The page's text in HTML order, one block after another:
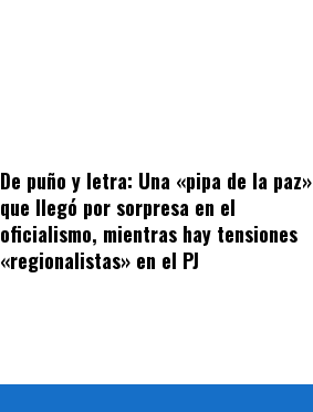
De puño y letra: Una «pipa de la paz»
que llegó por sorpresa en el
oficialismo, mientras hay tensiones
«regionalistas» en el PJ